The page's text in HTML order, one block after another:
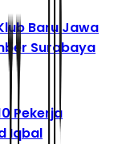
Baru Jawa
Surabaya
Pekerja
Iqbal